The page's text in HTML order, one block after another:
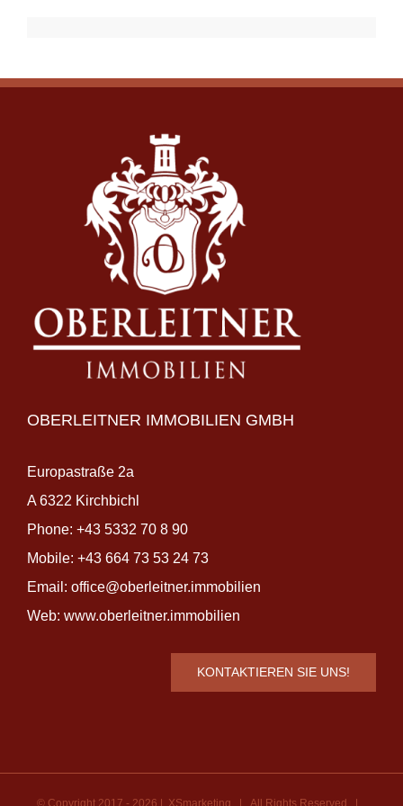
OBERLEITNER IMMOBILIEN GMBH
Europastraße 2a
A 6322 Kirchbichl
Phone: +43 5332 70 8 90
Mobile: +43 664 73 53 24 73
Email: office@oberleitner.immobilien
Web: www.oberleitner.immobilien
KONTAKTIEREN SIE UNS!
© Copyright 2017 - 2026 | XSmarketing | All Rights Reserved |